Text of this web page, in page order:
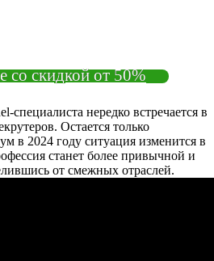
со скидкой от 50%
специалиста нередко встречается в
Остается только
в 2024 году ситуация изменится в
станет более привычной и
от смежных отраслей.